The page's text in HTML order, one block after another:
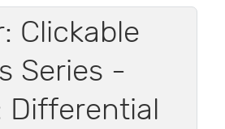
Clickable
Series -
Differential